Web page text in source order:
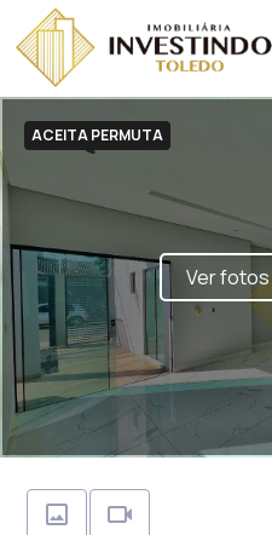
ACEITA PERMUTA
Ver fotos